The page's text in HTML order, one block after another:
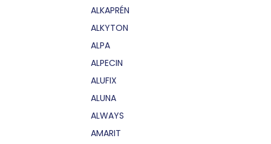
ALKAPRÉN
ALKYTON
ALPA
ALPECIN
ALUFIX
ALUNA
ALWAYS
AMARIT